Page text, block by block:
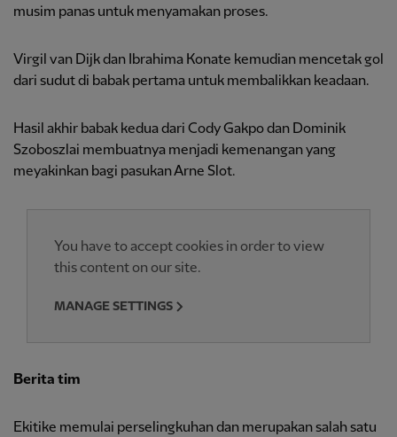
musim panas untuk menyamakan proses.
Virgil van Dijk dan Ibrahima Konate kemudian mencetak gol
dari sudut di babak pertama untuk membalikkan keadaan.
Hasil akhir babak kedua dari Cody Gakpo dan Dominik
Szoboszlai membuatnya menjadi kemenangan yang
meyakinkan bagi pasukan Arne Slot.
You have to accept cookies in order to view
this content on our site.
MANAGE SETTINGS
Berita tim
Ekitike memulai perselingkuhan dan merupakan salah satu